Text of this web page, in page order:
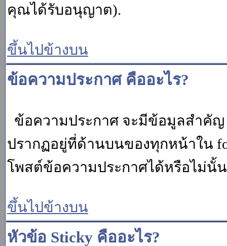
คุณได้รับอนุญาต).
ขึ้นไปข้างบน
ข้อความประกาศ คืออะไร?
ข้อความประกาศ จะมีข้อมูลสำคั
ปรากฏอยู่ที่ด้านบนของทุกหน้าใน
โพสต์ข้อความประกาศได้หรือไม่นั้
ขึ้นไปข้างบน
หัวข้อ Sticky คืออะไร?